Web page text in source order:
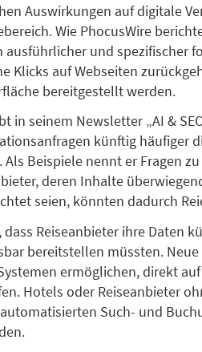
Auswirkungen auf digitale
Wie PhocusWire
und spezifischer
Klicks auf Webseiten
bereitgestellt werden.
in seinem Newsletter „AI &
künftig häufiger
Beispiele nennt er Fragen
deren Inhalte
seien, könnten dadurch
Reiseanbieter ihre Daten
bereitstellen müssten.
ermöglichen, direkt
Hotels oder Reiseanbieter
Such- und